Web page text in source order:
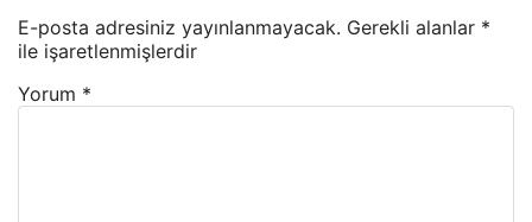
E-posta adresiniz yayınlanmayacak. Gerekli alanlar *
ile işaretlenmişlerdir
Yorum *